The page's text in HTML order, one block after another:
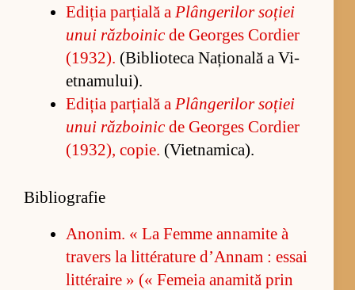
Edi­ția par­ți­ală a Plân­ge­ri­lor so­ției
unui răz­bo­i­nicde Ge­or­ges Cor­dier
(1932). (Bi­bli­o­teca Na­țio­nală a Vi­
et­na­mu­lui).
Edi­ția par­ți­ală a Plân­ge­ri­lor so­ției
unui răz­bo­i­nicde Ge­or­ges Cor­dier
(1932), co­pie. (Vi­et­na­mi­ca).
Bibliografie
Ano­nim. « La Femme an­na­mite à
tra­vers la lit­téra­ture d’An­nam : es­sai
lit­téraire » (« Fe­meia ana­mită prin